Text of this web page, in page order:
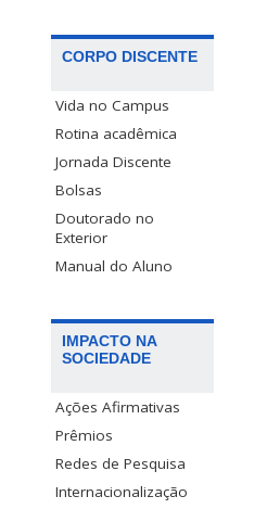
CORPO DISCENTE
Vida no Campus
Rotina acadêmica
Jornada Discente
Bolsas
Doutorado no
Exterior
Manual do Aluno
IMPACTO NA
SOCIEDADE
Ações Afirmativas
Prêmios
Redes de Pesquisa
Internacionalização